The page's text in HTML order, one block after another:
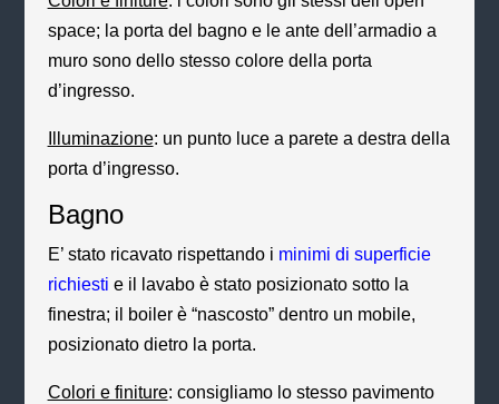
space; la porta del bagno e le ante dell’armadio a
muro sono dello stesso colore della porta
d’ingresso.
Illuminazione: un punto luce a parete a destra della
porta d’ingresso.
Bagno
E’ stato ricavato rispettando i minimi di superficie
richiesti e il lavabo è stato posizionato sotto la
finestra; il boiler è “nascosto” dentro un mobile,
posizionato dietro la porta.
Colori e finiture: consigliamo lo stesso pavimento